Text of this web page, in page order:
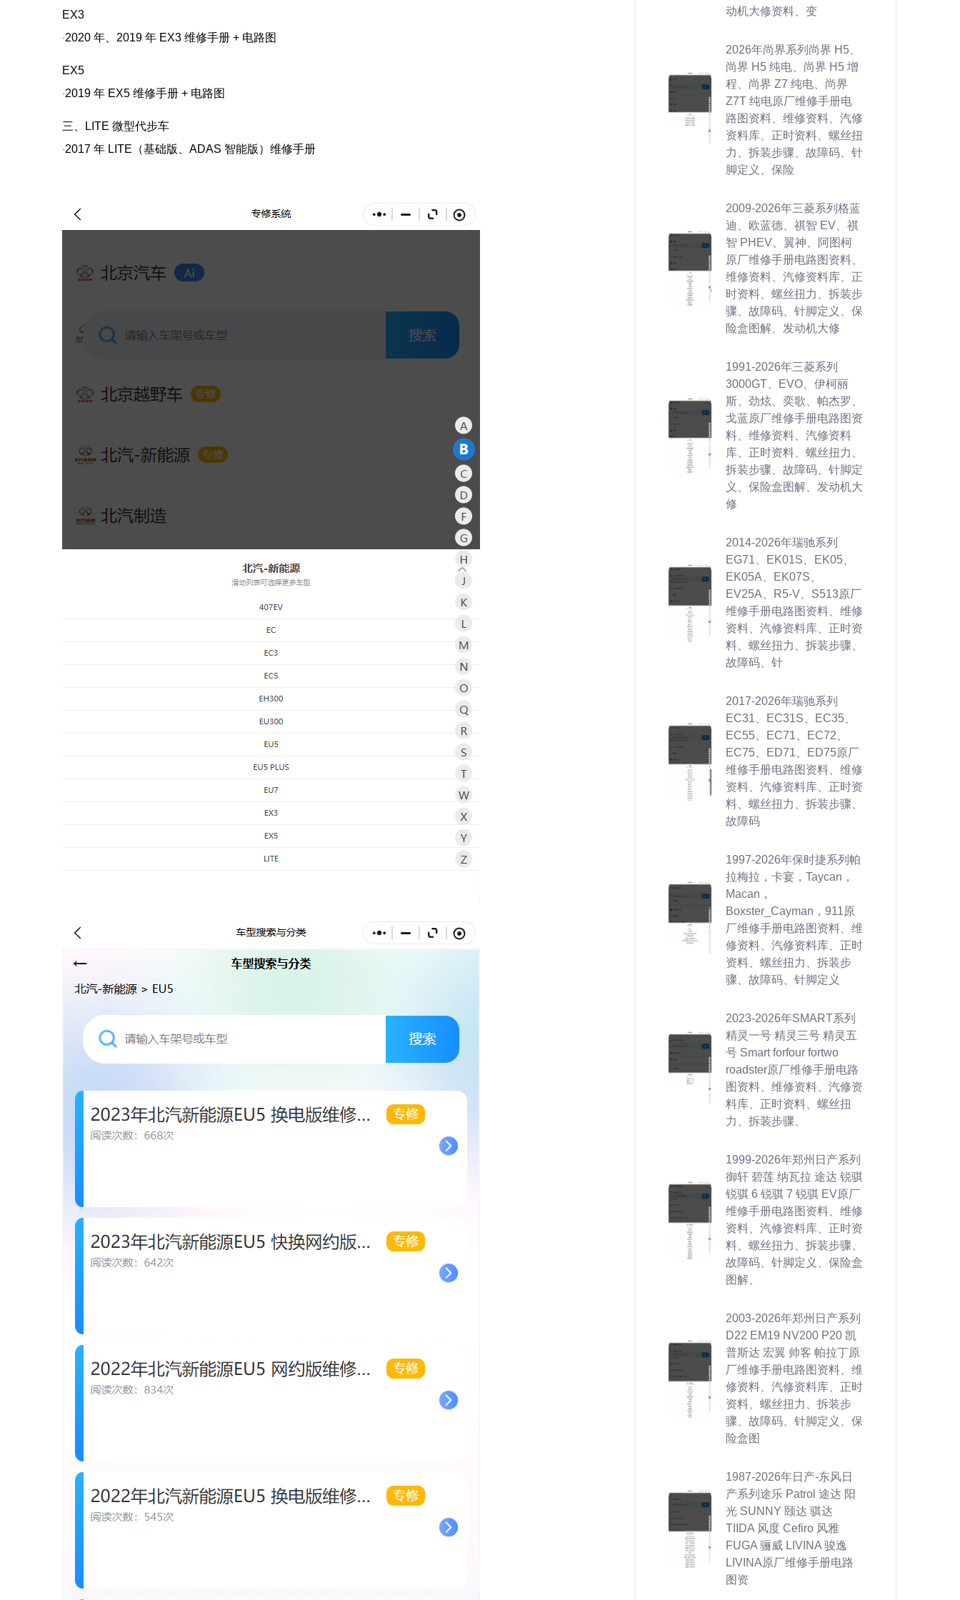
EX3
·2020 年、 2019 年 EX3 维修手册 + 电路图
EX5
·2019 年 EX5 维修手册 + 电路图
三、LITE 微型代步车
·2017 年 LITE （基础版、 ADAS 智能版）维修手册
动机大修资料、变
2026年尚界系列尚界 H5、
尚界 H5 纯电、尚界 H5 增
程、尚界 Z7 纯电、尚界
Z7T 纯电原厂维修手册电
路图资料、维修资料、汽修
资料库、正时资料、螺丝扭
力、拆装步骤、故障码、针
脚定义、保险
2009-2026年三菱系列格蓝
迪、欧蓝德、祺智 EV、祺
智 PHEV、翼神、阿图柯
原厂维修手册电路图资料、
维修资料、汽修资料库、正
时资料、螺丝扭力、拆装步
骤、故障码、针脚定义、保
险盒图解、发动机大修
1991-2026年三菱系列
3000GT、EVO、伊柯丽
斯、劲炫、奕歌、帕杰罗、
戈蓝原厂维修手册电路图资
料、维修资料、汽修资料
库、正时资料、螺丝扭力、
拆装步骤、故障码、针脚定
义、保险盒图解、发动机大
修
2014-2026年瑞驰系列
EG71、EK01S、EK05、
EK05A、EK07S、
EV25A、R5-V、S513原厂
维修手册电路图资料、维修
资料、汽修资料库、正时资
料、螺丝扭力、拆装步骤、
故障码、针
2017-2026年瑞驰系列
EC31、EC31S、EC35、
EC55、EC71、EC72、
EC75、ED71、ED75原厂
维修手册电路图资料、维修
资料、汽修资料库、正时资
料、螺丝扭力、拆装步骤、
故障码
1997-2026年保时捷系列帕
拉梅拉，卡宴，Taycan，
Macan，
Boxster_Cayman，911原
厂维修手册电路图资料、维
修资料、汽修资料库、正时
资料、螺丝扭力、拆装步
骤、故障码、针脚定义
2023-2026年SMART系列
精灵一号 精灵三号 精灵五
号 Smart forfour fortwo
roadster原厂维修手册电路
图资料、维修资料、汽修资
料库、正时资料、螺丝扭
力、拆装步骤、
1999-2026年郑州日产系列
御轩 碧莲 纳瓦拉 途达 锐骐
锐骐 6 锐骐 7 锐骐 EV原厂
维修手册电路图资料、维修
资料、汽修资料库、正时资
料、螺丝扭力、拆装步骤、
故障码、针脚定义、保险盒
图解、
2003-2026年郑州日产系列
D22 EM19 NV200 P20 凯
普斯达 宏翼 帅客 帕拉丁原
厂维修手册电路图资料、维
修资料、汽修资料库、正时
资料、螺丝扭力、拆装步
骤、故障码、针脚定义、保
险盒图
1987-2026年日产-东风日
产系列途乐 Patrol 途达 阳
光 SUNNY 颐达 骐达
TIIDA 风度 Cefiro 风雅
FUGA 骊威 LIVINA 骏逸
LIVINA原厂维修手册电路
图资